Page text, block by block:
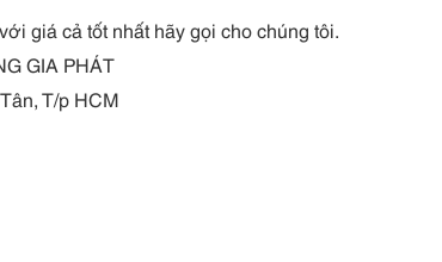
giá cả tốt nhất hãy gọi cho chúng tôi.
GIA PHÁT
T/p HCM